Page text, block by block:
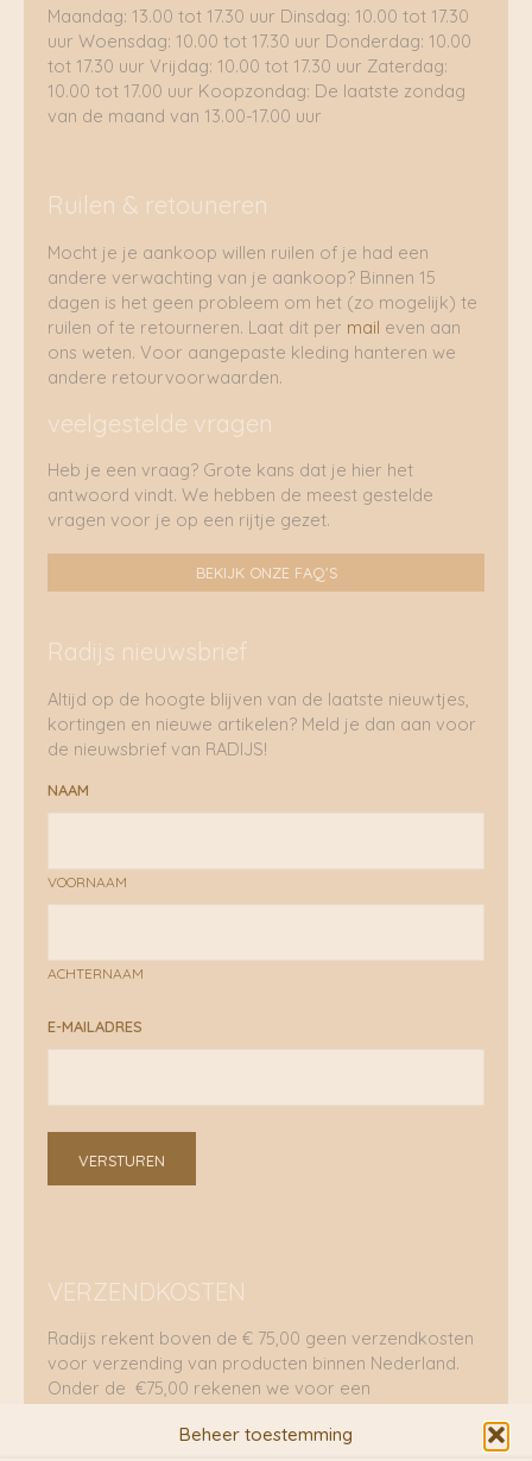
Beheer toestemming
Maandag: 13.00 tot 17.30 uur Dinsdag: 10.00 tot 17.30
uur Woensdag: 10.00 tot 17.30 uur Donderdag: 10.00
tot 17.30 uur Vrijdag: 10.00 tot 17.30 uur Zaterdag:
10.00 tot 17.00 uur Koopzondag: De laatste zondag
van de maand van 13.00-17.00 uur
Ruilen & retouneren
Mocht je je aankoop willen ruilen of je had een
andere verwachting van je aankoop? Binnen 15
dagen is het geen probleem om het (zo mogelijk) te
ruilen of te retourneren. Laat dit per mail even aan
ons weten. Voor aangepaste kleding hanteren we
andere retourvoorwaarden.
veelgestelde vragen
Heb je een vraag? Grote kans dat je hier het
antwoord vindt. We hebben de meest gestelde
vragen voor je op een rijtje gezet.
BEKIJK ONZE FAQ'S
Radijs nieuwsbrief
Altijd op de hoogte blijven van de laatste nieuwtjes,
kortingen en nieuwe artikelen? Meld je dan aan voor
de nieuwsbrief van RADIJS!
NAAM
VOORNAAM
ACHTERNAAM
E-MAILADRES
VERSTUREN
VERZENDKOSTEN
Radijs rekent boven de € 75,00 geen verzendkosten
voor verzending van producten binnen Nederland.
Onder de €75,00 rekenen we voor een